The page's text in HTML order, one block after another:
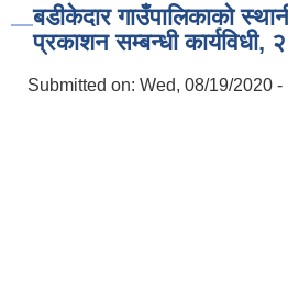
बडीकेदार गाउँपालिकाको
प्रकाशन सम्बन्धी कार्यविधी,
Submitted on: Wed, 08/19/2020 -